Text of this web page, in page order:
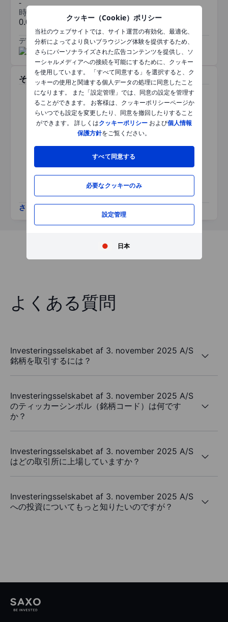
クッキー（Cookie）ポリシー
当社のウェブサイトでは、サイト運営の有効化、最適化、
分析によってより良いブラウジング体験を提供するため、
さらにパーソナライズされた広告コンテンツを提供し、ソ
ーシャルメディアへの接続を可能にするために、クッキー
を使用しています。 「すべて同意する」を選択すると、ク
ッキーの使用と関連する個人データの処理に同意したこと
になります。 また「設定管理」では、同意の設定を管理す
ることができます。 お客様は、クッキーポリシーページか
らいつでも設定を変更したり、同意を撤回したりすること
ができます。 詳しくはクッキーポリシー および個人情報
保護方針をご覧ください。
すべて同意する
必要なクッキーのみ
設定管理
日本
-
時価総額
0.02402205bn
データ提供元 /
その他関連銘柄
本銘柄では情報はご参照いただ
けません。ページを更新する
か、時間をおいて再度お試しく
ださい。
さらに表示
よくある質問
Investeringsselskabet af 3. november 2025 A/S
銘柄を取引するには？
Investeringsselskabet af 3. november 2025 A/S
のティッカーシンボル（銘柄コード）は何です
か？
Investeringsselskabet af 3. november 2025 A/S
はどの取引所に上場していますか？
Investeringsselskabet af 3. november 2025 A/S
への投資についてもっと知りたいのですが？